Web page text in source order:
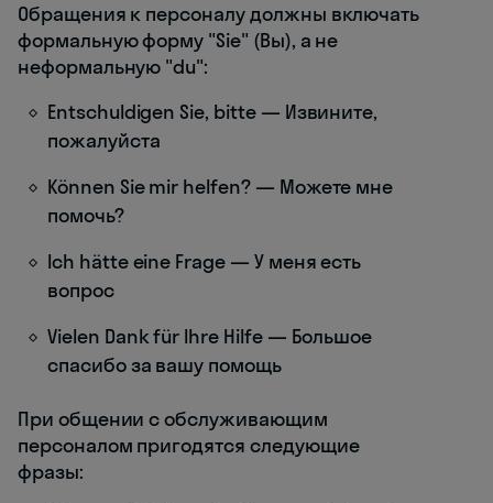
Обращения к персоналу должны включать
формальную форму "Sie" (Вы), а не
неформальную "du":
Entschuldigen Sie, bitte — Извините,
пожалуйста
Können Sie mir helfen? — Можете мне
помочь?
Ich hätte eine Frage — У меня есть
вопрос
Vielen Dank für Ihre Hilfe — Большое
спасибо за вашу помощь
При общении с обслуживающим
персоналом пригодятся следующие
фразы: